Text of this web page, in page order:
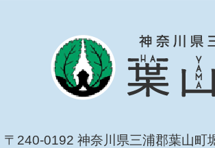
〒240-0192 神奈川県三浦郡葉山町